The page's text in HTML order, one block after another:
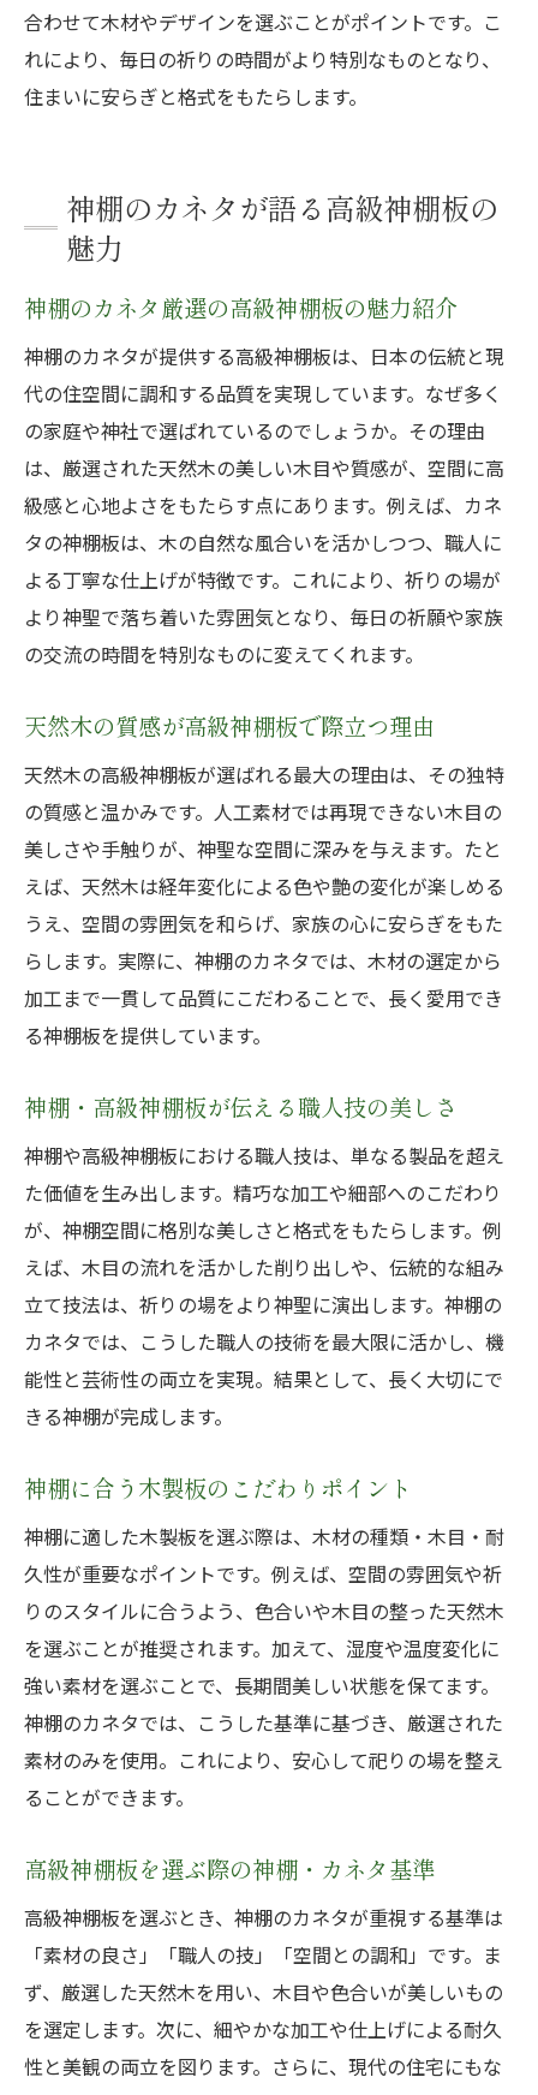
合わせて木材やデザインを選ぶことがポイントです。こ
れにより、毎日の祈りの時間がより特別なものとなり、
住まいに安らぎと格式をもたらします。
神棚のカネタが語る高級神棚板の
魅力
神棚のカネタ厳選の高級神棚板の魅力紹介
神棚のカネタが提供する高級神棚板は、日本の伝統と現
代の住空間に調和する品質を実現しています。なぜ多く
の家庭や神社で選ばれているのでしょうか。その理由
は、厳選された天然木の美しい木目や質感が、空間に高
級感と心地よさをもたらす点にあります。例えば、カネ
タの神棚板は、木の自然な風合いを活かしつつ、職人に
よる丁寧な仕上げが特徴です。これにより、祈りの場が
より神聖で落ち着いた雰囲気となり、毎日の祈願や家族
の交流の時間を特別なものに変えてくれます。
天然木の質感が高級神棚板で際立つ理由
天然木の高級神棚板が選ばれる最大の理由は、その独特
の質感と温かみです。人工素材では再現できない木目の
美しさや手触りが、神聖な空間に深みを与えます。たと
えば、天然木は経年変化による色や艶の変化が楽しめる
うえ、空間の雰囲気を和らげ、家族の心に安らぎをもた
らします。実際に、神棚のカネタでは、木材の選定から
加工まで一貫して品質にこだわることで、長く愛用でき
る神棚板を提供しています。
神棚・高級神棚板が伝える職人技の美しさ
神棚や高級神棚板における職人技は、単なる製品を超え
た価値を生み出します。精巧な加工や細部へのこだわり
が、神棚空間に格別な美しさと格式をもたらします。例
えば、木目の流れを活かした削り出しや、伝統的な組み
立て技法は、祈りの場をより神聖に演出します。神棚の
カネタでは、こうした職人の技術を最大限に活かし、機
能性と芸術性の両立を実現。結果として、長く大切にで
きる神棚が完成します。
神棚に合う木製板のこだわりポイント
神棚に適した木製板を選ぶ際は、木材の種類・木目・耐
久性が重要なポイントです。例えば、空間の雰囲気や祈
りのスタイルに合うよう、色合いや木目の整った天然木
を選ぶことが推奨されます。加えて、湿度や温度変化に
強い素材を選ぶことで、長期間美しい状態を保てます。
神棚のカネタでは、こうした基準に基づき、厳選された
素材のみを使用。これにより、安心して祀りの場を整え
ることができます。
高級神棚板を選ぶ際の神棚・カネタ基準
高級神棚板を選ぶとき、神棚のカネタが重視する基準は
「素材の良さ」「職人の技」「空間との調和」です。ま
ず、厳選した天然木を用い、木目や色合いが美しいもの
を選定します。次に、細やかな加工や仕上げによる耐久
性と美観の両立を図ります。さらに、現代の住宅にもな